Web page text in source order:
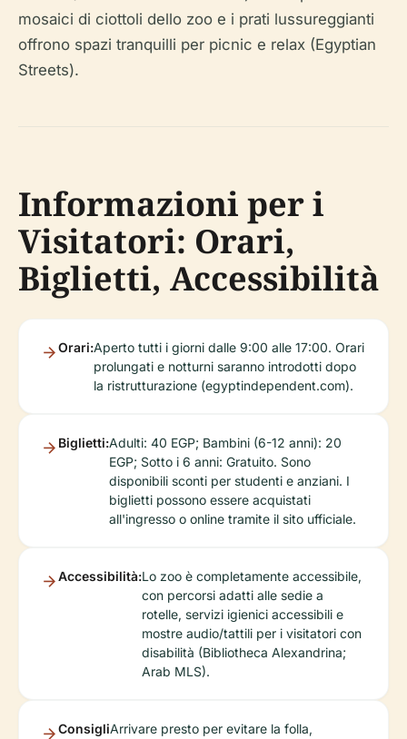
mosaici di ciottoli dello zoo e i prati lussureggianti
offrono spazi tranquilli per picnic e relax (Egyptian
Streets).
Informazioni per i
Visitatori: Orari,
Biglietti, Accessibilità
Orari:Aperto tutti i giorni dalle 9:00 alle 17:00. Orari
prolungati e notturni saranno introdotti dopo
la ristrutturazione (egyptindependent.com).
Biglietti:Adulti: 40 EGP; Bambini (6-12 anni): 20
EGP; Sotto i 6 anni: Gratuito. Sono
disponibili sconti per studenti e anziani. I
biglietti possono essere acquistati
all'ingresso o online tramite il sito ufficiale.
Accessibilità:Lo zoo è completamente accessibile,
con percorsi adatti alle sedie a
rotelle, servizi igienici accessibili e
mostre audio/tattili per i visitatori con
disabilità (Bibliotheca Alexandrina;
Arab MLS).
ConsigliArrivare presto per evitare la folla,